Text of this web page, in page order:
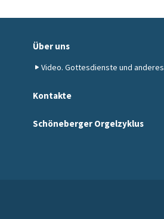
Über uns
Video. Gottesdienste und anderes
Kontakte
Schöneberger Orgelzyklus